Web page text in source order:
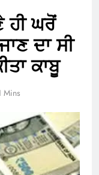
ਹੀ ਘਰੋਂ
ਦਾ ਸੀ
ਕਾਬੂ
Mins